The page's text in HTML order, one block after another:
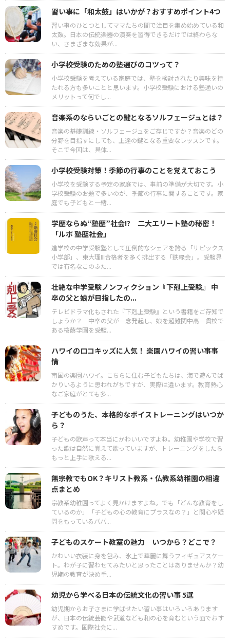
習い事に「和太鼓」はいかが？おすすめポイント4つ
習い事のひとつとしてママたちの間で注目を集め始めている和
太鼓。日本の伝統楽器の演奏を習得できるだけでは終わらな
い、さまざまな効果が...
小学校受験のための塾選びのコツって？
小学校受験を考えている家庭では、塾を検討されたり興味を持
たれる方も多いことと思います。小学校受験における塾通いの
メリットって何でし...
音楽系のならいごとの鍵となるソルフェージュとは？
音楽の基礎訓練・ソルフェージュをご存じですか？音楽のどの
分野を目指すにしても、上達の鍵となる重要なレッスンです。
そこで今回は、具体...
小学校受験対策！季節の行事のことを覚えておこう
小学校を受験する予定の家庭では、事前の準備が大切です。小
学校受験のお題で多いのが、季節の行事に関することです。家
庭でも子どもと一緒...
学歴ならぬ“塾歴”社会!? 二大エリート塾の秘密！
「ルポ 塾歴社会」
進学校の中学受験塾として圧倒的なシェアを誇る「サピックス
小学部」、東大理Ⅲ合格者を多く排出する「鉄緑会」。受験界
では有名なこのふた...
壮絶な中学受験ノンフィクション『下剋上受験』 中
卒の父と娘が目指したの...
テレビドラマ化もされた『下剋上受験』という書籍をご存知で
しょうか？ 中卒の父が一念発起し、娘を超難関中高一貫校で
ある桜蔭学園を受験...
ハワイのロコキッズに人気！ 楽園ハワイの習い事事
情
南国の楽園ハワイ。こちらに住む子どもたちは、海で遊んでば
かりいるように思われがちですが、実際は違います。教育熱心
なご家庭がとても多...
子どものうた、本格的なボイストレーニングはいつか
ら？
子どもの歌声って本当にかわいいですよね。幼稚園や学校で習
った歌は自然に覚えて歌っていますが、トレーニングをしたら
もっと上手に歌える...
無宗教でもOK？キリスト教系・仏教系幼稚園の相違
点まとめ
宗教系幼稚園ってよく見かけますよね。でも「どんな教育をし
ているのか」「子どもの心の教育にプラスなの？」と関心や疑
問をもっているパパ...
子どものスケート教室の魅力 いつから？どこで？
かわいい衣装に身を包み、氷上で華麗に舞うフィギュアスケー
ト。わが子に習わせてみたいと思ったことはありませんか？幼
児期の教育が決め手...
幼児から学べる日本の伝統文化の習い事 5選
幼児期からお子さまに学ばせたい習い事はいろいろあります
が、日本の伝統芸能や武道なども和の心を育むという面でおす
すめです。国際社会に...